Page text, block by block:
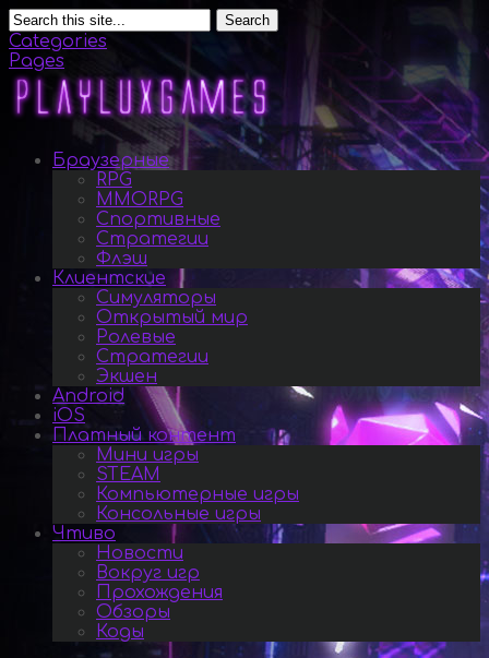
Search
Categories
Pages
Браузерные
RPG
MMORPG
Спортивные
Стратегии
Флэш
Клиентские
Симуляторы
Открытый мир
Ролевые
Стратегии
Экшен
Android
iOS
Платный контент
Мини игры
STEAM
Компьютерные игры
Консольные игры
Чтиво
Новости
Вокруг игр
Прохождения
Обзоры
Коды